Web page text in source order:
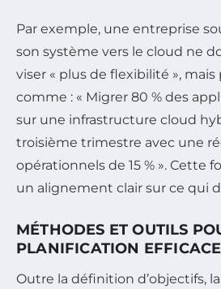
Par exemple, une entreprise
son système vers le cloud ne
viser « plus de flexibilité »,
comme : « Migrer 80 % des
sur une infrastructure cloud
troisième trimestre avec une
opérationnels de 15 % ». Cette
un alignement clair sur ce qui
MÉTHODES ET OUTILS
PLANIFICATION EFFICACE
Outre la définition d’objectifs,